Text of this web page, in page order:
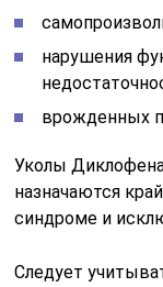
нарушения
врожденных
Уколы
назначаются
синдроме и
Следует